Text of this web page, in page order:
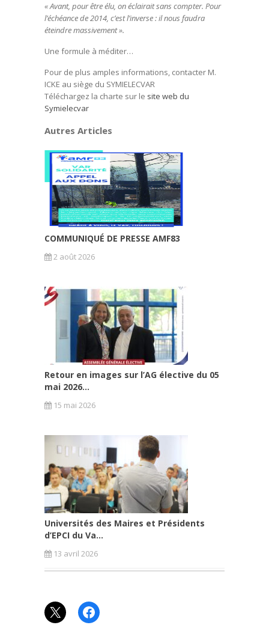
« Avant, pour être élu, on éclairait sans compter. Pour
l’échéance de 2014, c’est l’inverse : il nous faudra
éteindre massivement ».
Une formule à méditer…
Pour de plus amples informations, contacter M.
ICKE au siège du SYMIELECVAR
Téléchargez la charte sur le site web du
Symielecvar
Autres Articles
COMMUNIQUÉ DE PRESSE AMF83
2 août 2026
Retour en images sur l’AG élective du 05
mai 2026...
15 mai 2026
Universités des Maires et Présidents
d’EPCI du Va...
13 avril 2026
X Facebook